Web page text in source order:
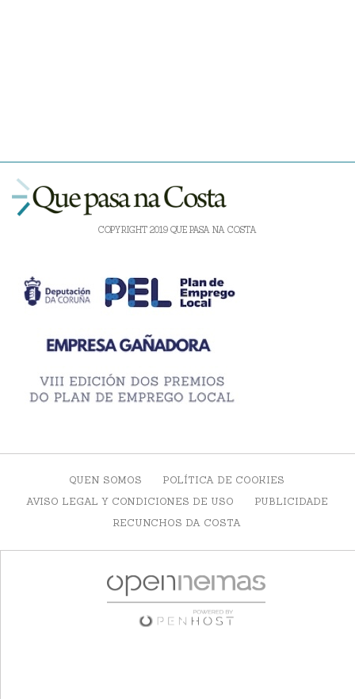
COPYRIGHT 2019 QUE PASA NA COSTA
QUEN SOMOS
POLÍTICA DE COOKIES
AVISO LEGAL Y CONDICIONES DE USO
PUBLICIDADE
RECUNCHOS DA COSTA